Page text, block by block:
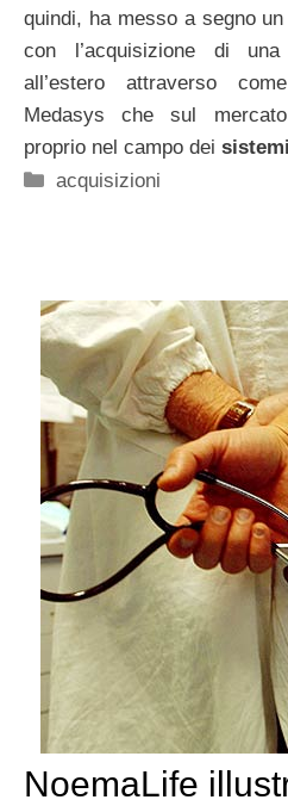
quindi, ha messo a segno
con l’acquisizione di
all’estero attraverso
Medasys che sul
proprio nel campo dei
Categorie
acquisizioni
NoemaLife